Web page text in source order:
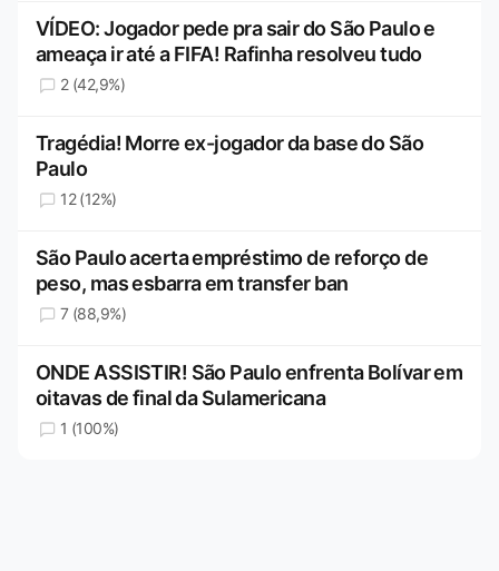
VÍDEO: Jogador pede pra sair do São Paulo e
ameaça ir até a FIFA! Rafinha resolveu tudo
2 (42,9%)
Tragédia! Morre ex-jogador da base do São
Paulo
12 (12%)
São Paulo acerta empréstimo de reforço de
peso, mas esbarra em transfer ban
7 (88,9%)
ONDE ASSISTIR! São Paulo enfrenta Bolívar em
oitavas de final da Sulamericana
1 (100%)